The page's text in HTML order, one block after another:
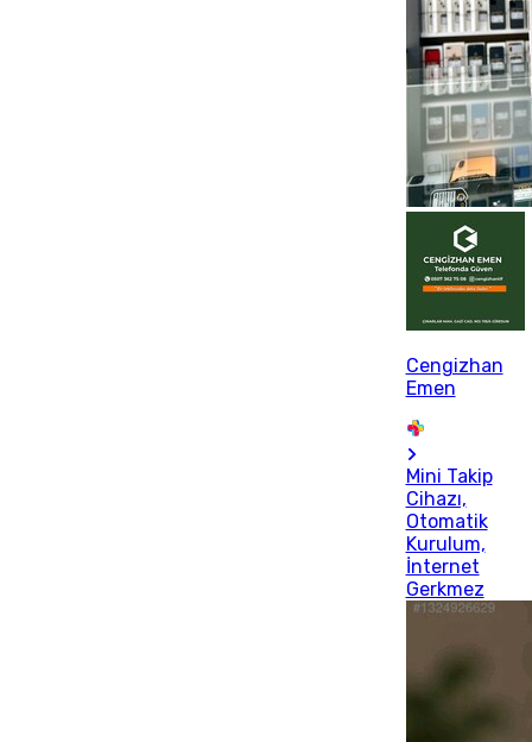
Cengizhan
Emen
Mini Takip
Cihazı,
Otomatik
Kurulum,
İnternet
Gerkmez